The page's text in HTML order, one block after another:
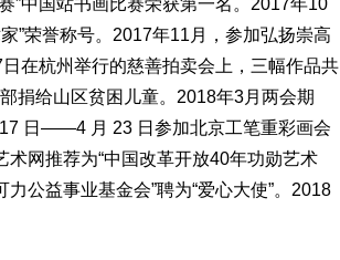
”中国站书画比赛荣获第一名。2017年10
”荣誉称号。2017年11月，参加弘扬崇高
在杭州举行的慈善拍卖会上，三幅作品共
捐给山区贫困儿童。2018年3月两会期
日——4 月 23 日参加北京工笔重彩画会
网推荐为“中国改革开放40年功勋艺术
力公益事业基金会”聘为“爱心大使”。2018